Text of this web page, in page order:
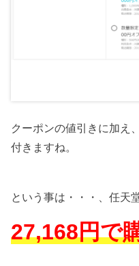
クーポンの値引きに加え
付きますね。
という事は・・・、任天
27,168円で